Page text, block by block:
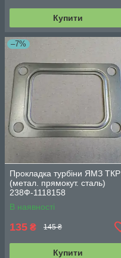
Купити
–7%
Прокладка турбіни ЯМЗ ТКР
(метал. прямокут. сталь)
238Ф-1118158
В наявності
135 ₴ 145 ₴
Купити